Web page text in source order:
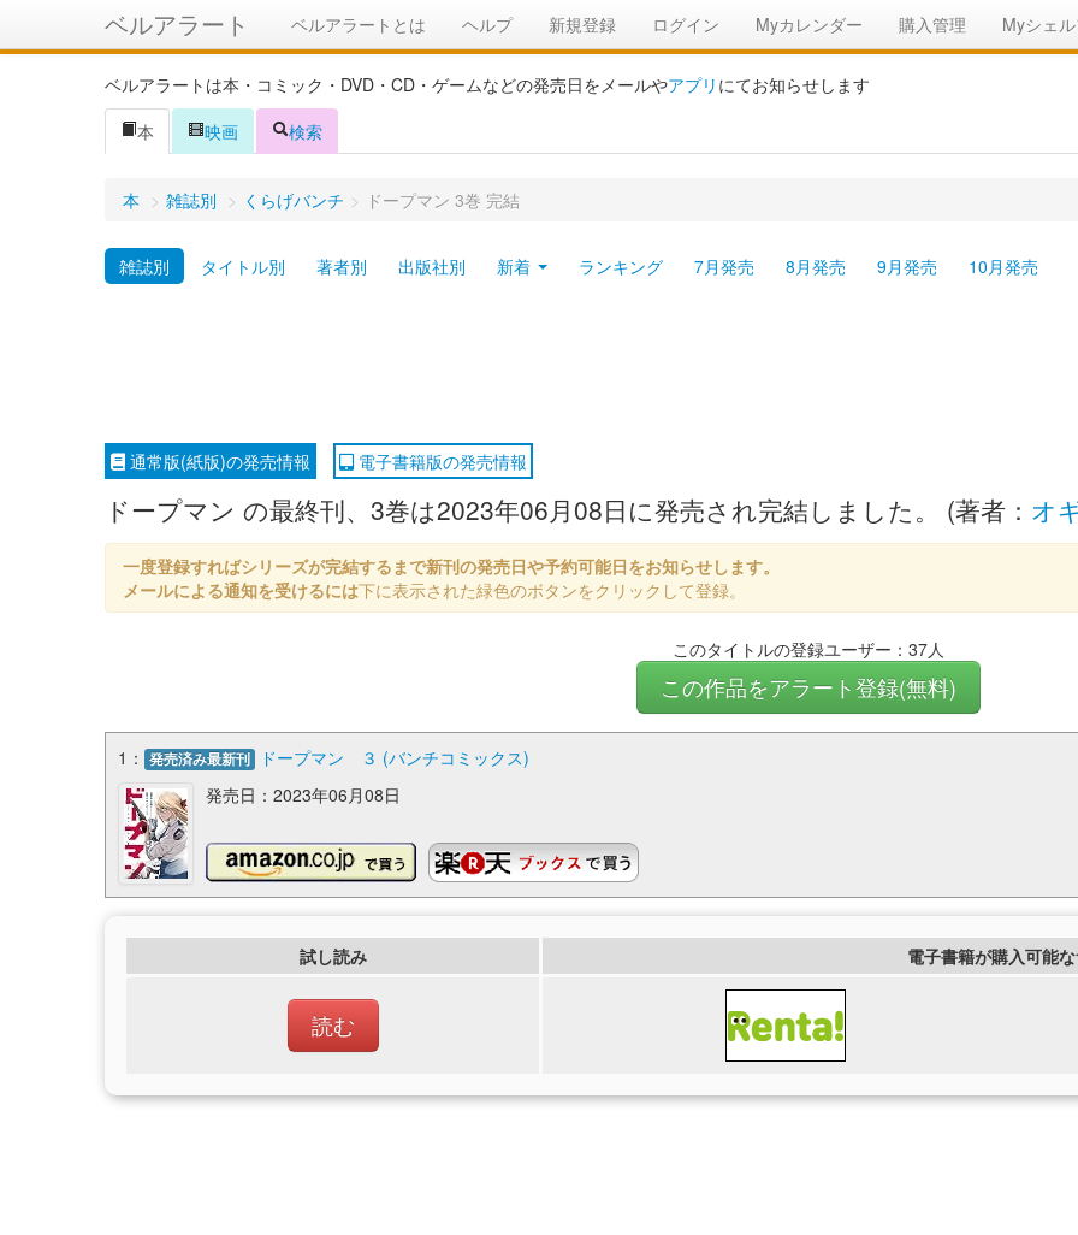
ベルアラート ベルアラートとは ヘルプ 新規登録 ログイン Myカレンダー 購入管理 Myシェ
ベルアラートは本・コミック・DVD・CD・ゲームなどの発売日をメールやアプリ にてお知らせします
本
映画 検索
本 > 雑誌別 > くらげバンチ > ドープマン 3巻 完結
雑誌別 タイトル別 著者別 出版社別 新着 ランキング 7月発売 8月発売 9月発売 10月発売
通常版(紙版)の発売情報 電子書籍版の発売情報
ドープマン の最終刊、3巻は2023年06月08日に発売され完結しました。 (著者： オ
一度登録すればシリーズが完結するまで新刊の発売日や予約可能日をお知らせします。
メールによる通知を受けるには下に表示された緑色のボタンをクリックして登録。
このタイトルの登録ユーザー：37人
この作品をアラート登録(無料)
1： 発売済み最新刊
ドープマン ３ (バンチコミックス)
発売日：2023年06月08日
試し読み 電子書籍が購入可能
読む